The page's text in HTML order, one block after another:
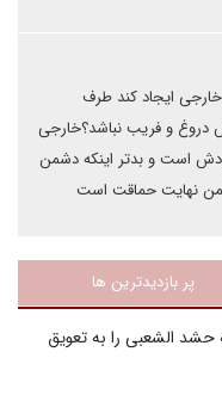
خارجی ایجاد کند طرف
دروغ و فریب نباشد؟خارجی
است و بدتر اینکه دشمن
نهایت حماقت است
پر بازدیدترین ها
حشد الشعبی را به تعویق